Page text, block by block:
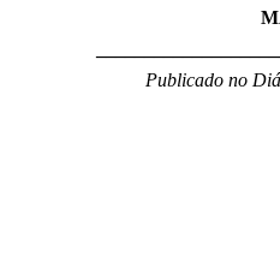
Publicado no